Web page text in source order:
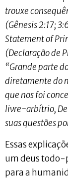
trouxe
(Gênesis 2:17;
Statement of
(Declaração de
“Grande parte
diretamente do
que nos foi
livre-arbítrio,
suas questões
Essas
um deus todo-
para a